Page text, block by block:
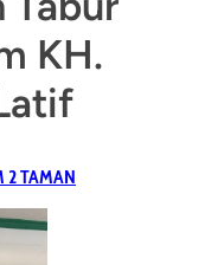
KH.
2 TAMAN